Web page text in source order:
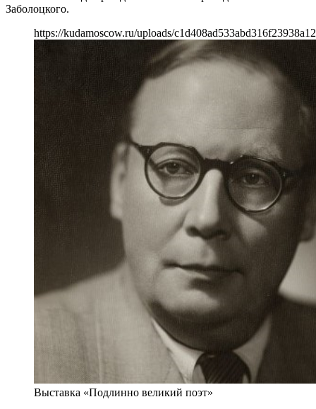
Заболоцкого.
https://kudamoscow.ru/uploads/
Выставка «Подлинно великий поэт»